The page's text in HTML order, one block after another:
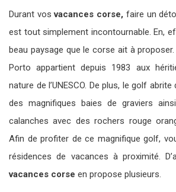
Durant vosvacances corse, faire un
est tout simplement incontournable. En,
beau paysage que le corse ait à
Porto appartient depuis 1983 aux
nature de l’UNESCO. De plus, le golf
des magnifiques baies de graviers
calanches avec des rochers rouge
Afin de profiter de ce magnifique golf,
résidences de vacances à proximité.
vacances corse en propose plusieurs.